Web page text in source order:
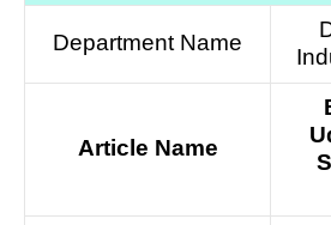
Department Name
Article Name